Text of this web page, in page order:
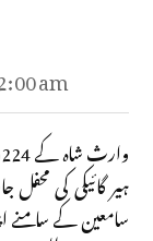
am
ہیر گائیکی کی
سامعین کے سامنے